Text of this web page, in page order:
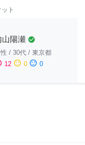
ト
山陽瀬 check_circle
/ 30代 / 東京都
12 sentiment_neutral 0 sentiment_dissatisfied 0